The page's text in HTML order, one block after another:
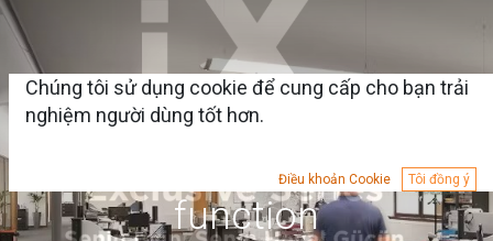
Lighting control daylight
function
Chúng tôi sử dụng cookie để cung cấp cho bạn trải
nghiệm người dùng tốt hơn.
Điều khoản Cookie Tôi đồng ý